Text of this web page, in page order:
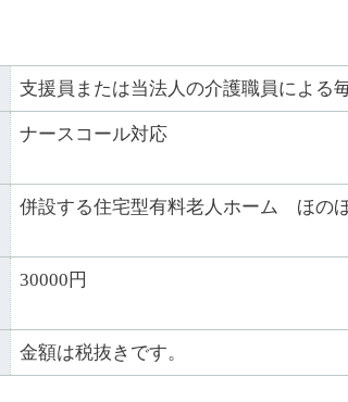
支援員または当法人の介護職員による
ナースコール対応
併設する住宅型有料老人ホーム ほの
30000円
金額は税抜きです。